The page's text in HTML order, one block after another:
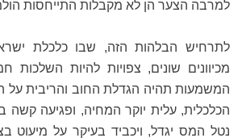
למרבה הצער הן לא מקבלות התייחסות
לתרחיש הבלהות הזה, שבו כלכלת
מכיוונים שונים, צפויות להיות השלכות
המשמעות תהיה הגדלת החוב והריבית על
הכלכלית, עלית יוקר המחיה, ופגיעה קשה
נטל המס יגדל, ויכביד בעיקר על מיעוט